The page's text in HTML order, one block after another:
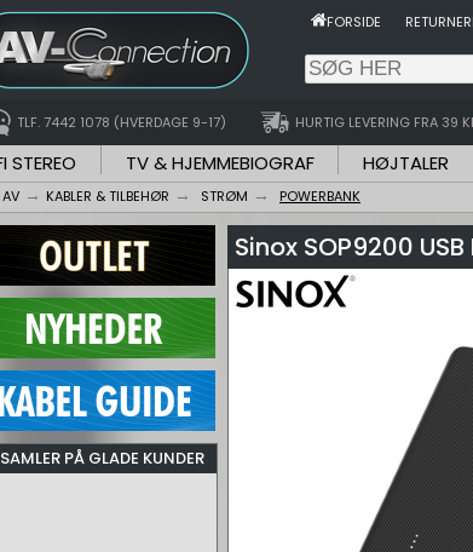
FORSIDE
TLF. 7442 1078 (HVERDAGE 9-17) HURTIG LEVERING FRA 39
STEREO TV & HJEMMEBIOGRAF HØJTALER
AV KABLER & TILBEHØR STRØM POWERBANK
PÅ GLADE KUNDER
Sinox SOP9200